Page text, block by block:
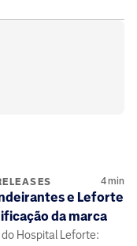
4min
e Leforte
da marca
Hospital Leforte: